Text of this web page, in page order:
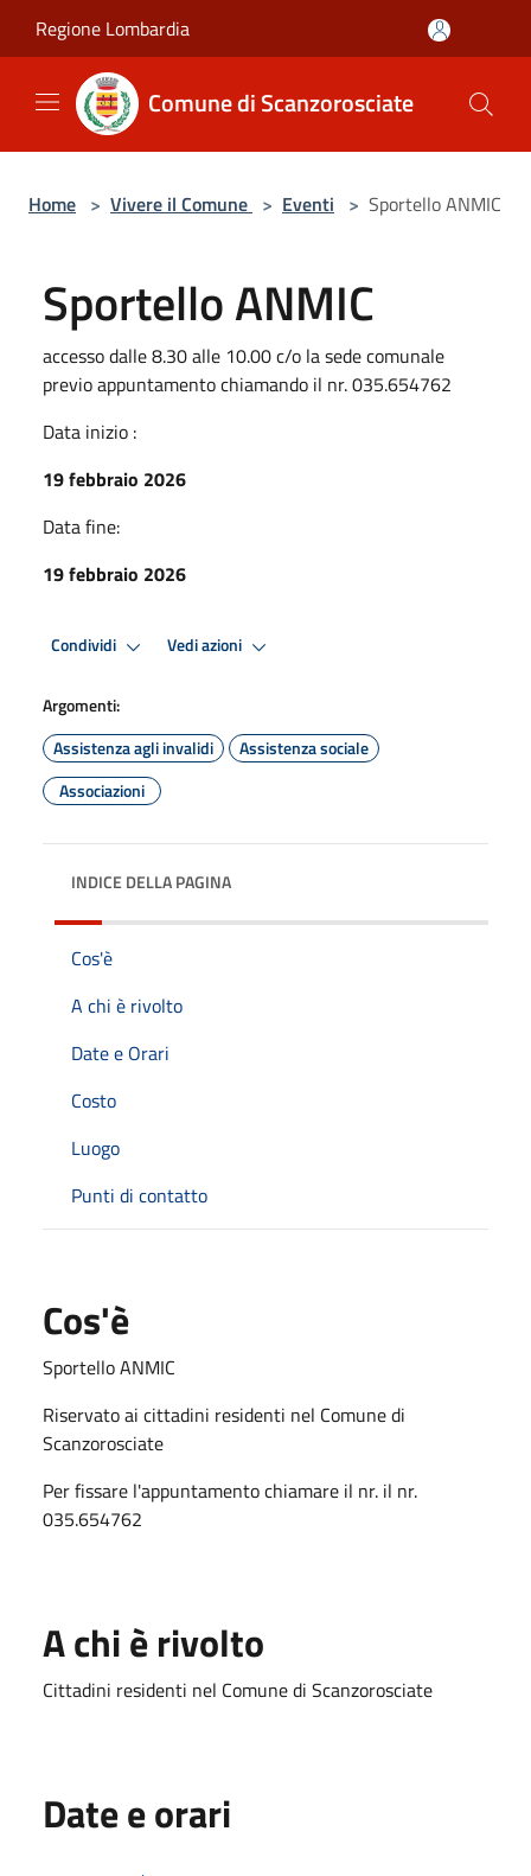
Regione Lombardia
Comune di Scanzorosciate
Home > Vivere il Comune > Eventi > Sportello ANMIC
Sportello ANMIC
accesso dalle 8.30 alle 10.00 c/o la sede comunale
previo appuntamento chiamando il nr. 035.654762
Data inizio :
19 febbraio 2026
Data fine:
19 febbraio 2026
Condividi Vedi azioni
Argomenti:
Assistenza agli invalidi
Assistenza sociale
Associazioni
INDICE DELLA PAGINA
Cos'è
A chi è rivolto
Date e Orari
Costo
Luogo
Punti di contatto
Cos'è
Sportello ANMIC
Riservato ai cittadini residenti nel Comune di
Scanzorosciate
Per fissare l'appuntamento chiamare il nr. il nr.
035.654762
A chi è rivolto
Cittadini residenti nel Comune di Scanzorosciate
Date e orari